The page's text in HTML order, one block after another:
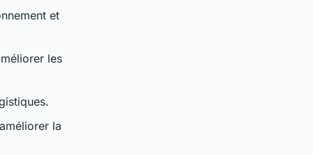
et
les
la